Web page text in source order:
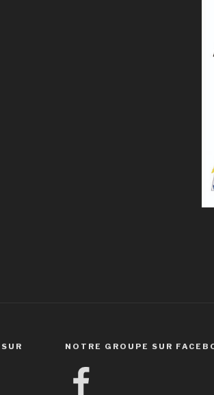
NOTRE GROUPE SUR
Facebook